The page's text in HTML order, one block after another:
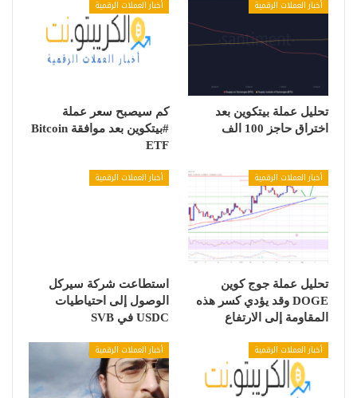
أخبار العملات الرقمية
تحليل عملة بيتكوين بعد
اختراق حاجز 100 الف
أخبار العملات الرقمية
كم سيصبح سعر عملة
#بيتكوين بعد موافقة Bitcoin
ETF
أخبار العملات الرقمية
تحليل عملة جوج كوين
DOGE وقد يؤدي كسر هذه
المقاومة إلى الارتفاع
أخبار العملات الرقمية
استطاعت شركة سيركل
الوصول إلى احتياطيات
USDC في SVB
أخبار العملات الرقمية أخبار العملات الرقمية